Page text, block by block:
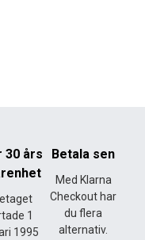
30 års
1
1995
Betala sen
Med Klarna
Checkout har
du flera
alternativ.